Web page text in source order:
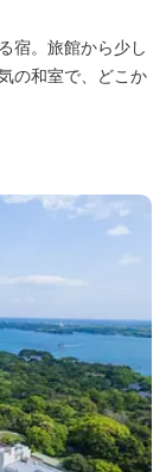
宿。旅館から少し
の和室で、どこか